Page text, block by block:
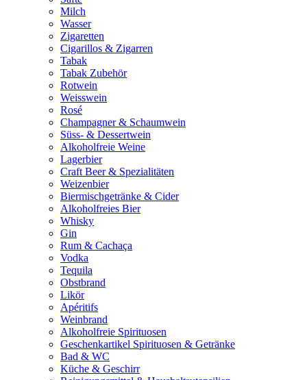
Milch
Wasser
Zigaretten
Cigarillos & Zigarren
Tabak
Tabak Zubehör
Rotwein
Weisswein
Rosé
Champagner & Schaumwein
Süss- & Dessertwein
Alkoholfreie Weine
Lagerbier
Craft Beer & Spezialitäten
Weizenbier
Biermischgetränke & Cider
Alkoholfreies Bier
Whisky
Gin
Rum & Cachaça
Vodka
Tequila
Obstbrand
Likör
Apéritifs
Weinbrand
Alkoholfreie Spirituosen
Geschenkartikel Spirituosen & Getränke
Bad & WC
Küche & Geschirr